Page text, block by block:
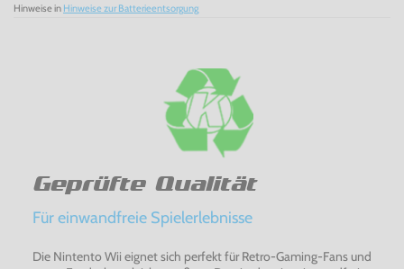
Hinweise in Hinweise zur Batterieentsorgung
Geprüfte Qualität
Für einwandfreie Spielerlebnisse
Die Nintento Wii eignet sich perfekt für Retro-Gaming-Fans und